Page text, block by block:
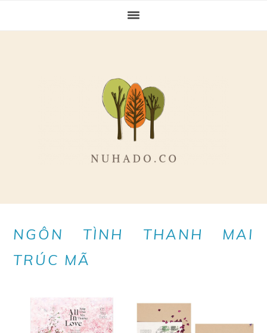
NGÔN TÌNH THANH MAI
TRÚC MÃ